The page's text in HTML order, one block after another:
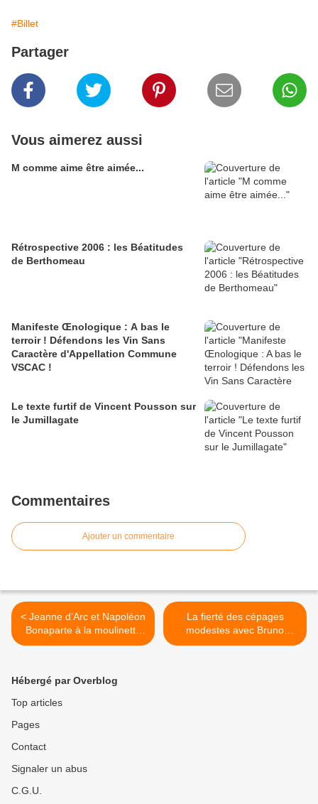
#Billet
Partager
Vous aimerez aussi
M comme aime être aimée...
Rétrospective 2006 : les Béatitudes
de Berthomeau
Manifeste Œnologique : A bas le
terroir ! Défendons les Vin Sans
Caractère d'Appellation Commune
VSCAC !
Le texte furtif de Vincent Pousson sur
le Jumillagate
Commentaires
Ajouter un commentaire
< Jeanne d’Arc et Napoléon
Bonaparte à la moulinette
Coca-Cola light
La fierté des cépages
modestes avec Bruno
Quenioux sur France-
Hébergé par Overblog
Top articles
Pages
Contact
Signaler un abus
C.G.U.